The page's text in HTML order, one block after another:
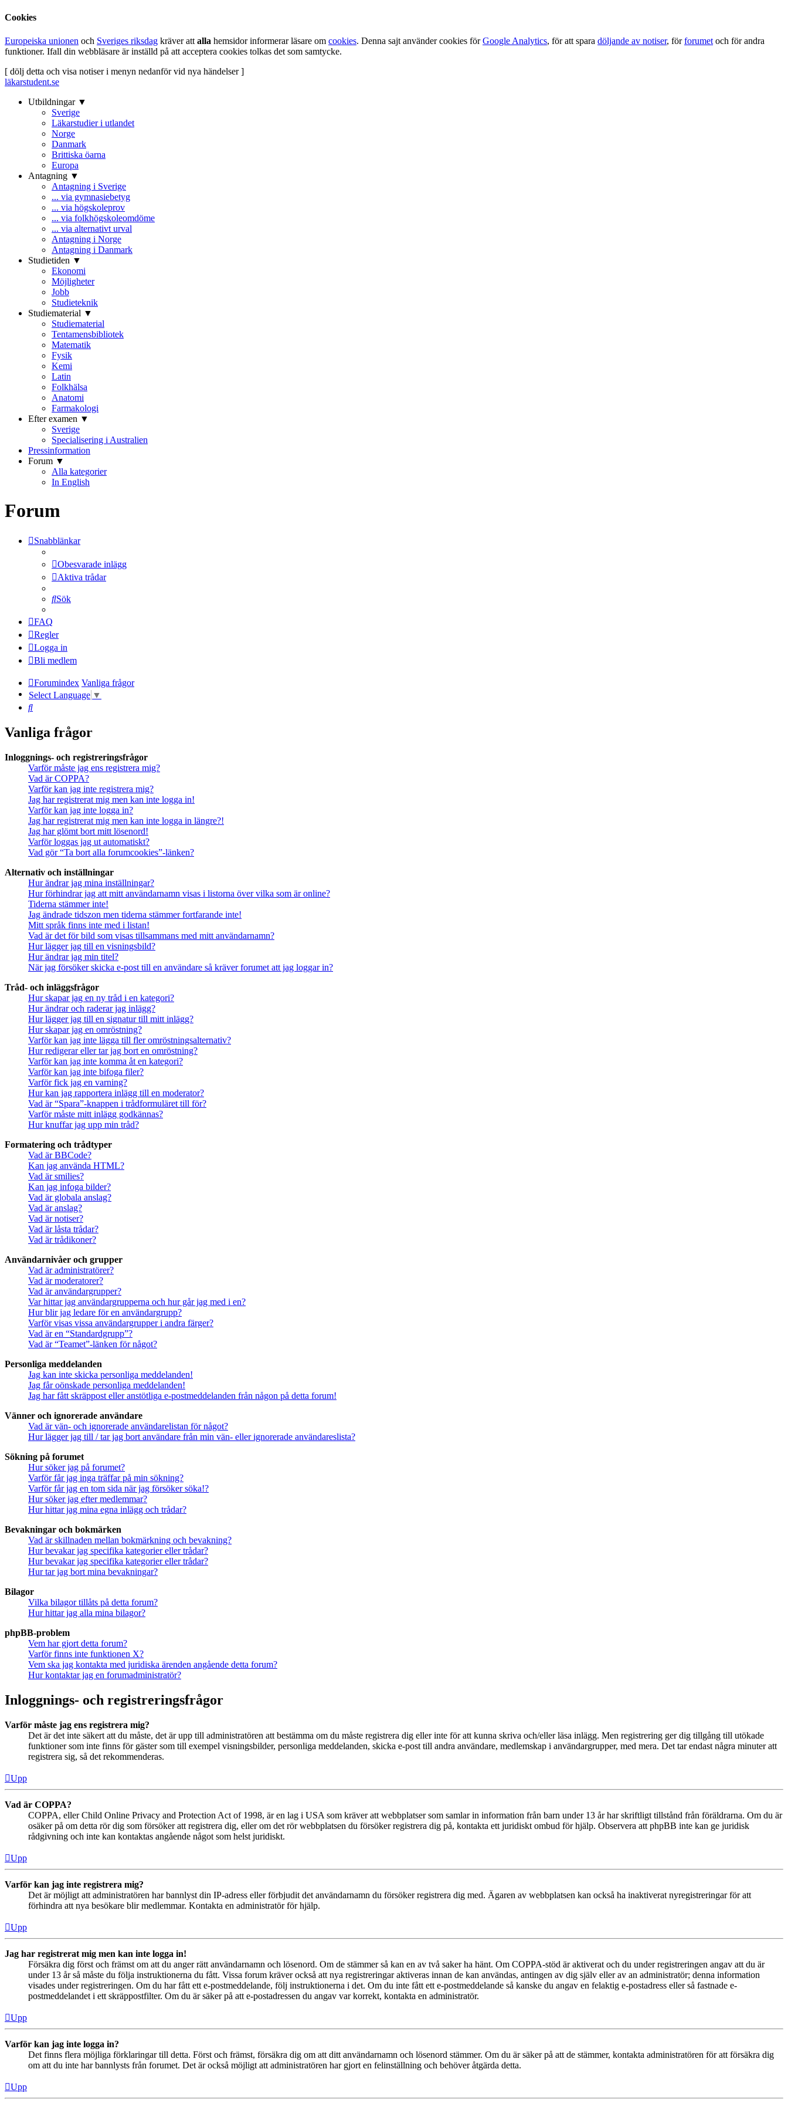
Cookies
Europeiska unionen och Sveriges riksdag kräver att alla hemsidor informerar läsare om cookies. Denna sajt använder cookies förGoogle Analytics, för att spara döljande av notiser, förforumet och för andra
funktioner. Ifall din webbläsare är inställd på att acceptera cookies tolkas det som samtycke.
[ dölj detta och visa notiser i menyn nedanför vid nya händelser ]
läkarstudent.se
Utbildningar ▼
Sverige
Läkarstudier i utlandet
Norge
Danmark
Brittiska öarna
Europa
Antagning ▼
Antagning i Sverige
... via gymnasiebetyg
... via högskoleprov
... via folkhögskoleomdöme
... via alternativt urval
Antagning i Norge
Antagning i Danmark
Studietiden ▼
Ekonomi
Möjligheter
Jobb
Studieteknik
Studiematerial ▼
Studiematerial
Tentamensbibliotek
Matematik
Fysik
Kemi
Latin
Folkhälsa
Anatomi
Farmakologi
Efter examen ▼
Sverige
Specialisering i Australien
Pressinformation
Forum ▼
Alla kategorier
In English
Forum
Snabblänkar
Obesvarade inlägg
Aktiva trådar
Sök
FAQ
Regler
Logga in
Bli medlem
Forumindex Vanliga frågor
Select Language ▼
Sök
Vanliga frågor
Inloggnings- och registreringsfrågor
Varför måste jag ens registrera mig?
Vad är COPPA?
Varför kan jag inte registrera mig?
Jag har registrerat mig men kan inte logga in!
Varför kan jag inte logga in?
Jag har registrerat mig men kan inte logga in längre?!
Jag har glömt bort mitt lösenord!
Varför loggas jag ut automatiskt?
Vad gör “Ta bort alla forumcookies”-länken?
Alternativ och inställningar
Hur ändrar jag mina inställningar?
Hur förhindrar jag att mitt användarnamn visas i listorna över vilka som är online?
Tiderna stämmer inte!
Jag ändrade tidszon men tiderna stämmer fortfarande inte!
Mitt språk finns inte med i listan!
Vad är det för bild som visas tillsammans med mitt användarnamn?
Hur lägger jag till en visningsbild?
Hur ändrar jag min titel?
När jag försöker skicka e-post till en användare så kräver forumet att jag loggar in?
Tråd- och inläggsfrågor
Hur skapar jag en ny tråd i en kategori?
Hur ändrar och raderar jag inlägg?
Hur lägger jag till en signatur till mitt inlägg?
Hur skapar jag en omröstning?
Varför kan jag inte lägga till fler omröstningsalternativ?
Hur redigerar eller tar jag bort en omröstning?
Varför kan jag inte komma åt en kategori?
Varför kan jag inte bifoga filer?
Varför fick jag en varning?
Hur kan jag rapportera inlägg till en moderator?
Vad är “Spara”-knappen i trådformuläret till för?
Varför måste mitt inlägg godkännas?
Hur knuffar jag upp min tråd?
Formatering och trådtyper
Vad är BBCode?
Kan jag använda HTML?
Vad är smilies?
Kan jag infoga bilder?
Vad är globala anslag?
Vad är anslag?
Vad är notiser?
Vad är låsta trådar?
Vad är trådikoner?
Användarnivåer och grupper
Vad är administratörer?
Vad är moderatorer?
Vad är användargrupper?
Var hittar jag användargrupperna och hur går jag med i en?
Hur blir jag ledare för en användargrupp?
Varför visas vissa användargrupper i andra färger?
Vad är en “Standardgrupp”?
Vad är “Teamet”-länken för något?
Personliga meddelanden
Jag kan inte skicka personliga meddelanden!
Jag får oönskade personliga meddelanden!
Jag har fått skräppost eller anstötliga e-postmeddelanden från någon på detta forum!
Vänner och ignorerade användare
Vad är vän- och ignorerade användarelistan för något?
Hur lägger jag till / tar jag bort användare från min vän- eller ignorerade användareslista?
Sökning på forumet
Hur söker jag på forumet?
Varför får jag inga träffar på min sökning?
Varför får jag en tom sida när jag försöker söka!?
Hur söker jag efter medlemmar?
Hur hittar jag mina egna inlägg och trådar?
Bevakningar och bokmärken
Vad är skillnaden mellan bokmärkning och bevakning?
Hur bevakar jag specifika kategorier eller trådar?
Hur bevakar jag specifika kategorier eller trådar?
Hur tar jag bort mina bevakningar?
Bilagor
Vilka bilagor tillåts på detta forum?
Hur hittar jag alla mina bilagor?
phpBB-problem
Vem har gjort detta forum?
Varför finns inte funktionen X?
Vem ska jag kontakta med juridiska ärenden angående detta forum?
Hur kontaktar jag en forumadministratör?
Inloggnings- och registreringsfrågor
Varför måste jag ens registrera mig?
Det är det inte säkert att du måste, det är upp till administratören att bestämma om du måste registrera dig eller inte för att kunna skriva och/eller läsa inlägg. Men registrering ger dig tillgång till utökade
funktioner som inte finns för gäster som till exempel visningsbilder, personliga meddelanden, skicka e-post till andra användare, medlemskap i användargrupper, med mera. Det tar endast några minuter att
registrera sig, så det rekommenderas.
Upp
Vad är COPPA?
COPPA, eller Child Online Privacy and Protection Act of 1998, är en lag i USA som kräver att webbplatser som samlar in information från barn under 13 år har skriftligt tillstånd från föräldrarna. Om du är
osäker på om detta rör dig som försöker att registrera dig, eller om det rör webbplatsen du försöker registrera dig på, kontakta ett juridiskt ombud för hjälp. Observera att phpBB inte kan ge juridisk
rådgivning och inte kan kontaktas angående något som helst juridiskt.
Upp
Varför kan jag inte registrera mig?
Det är möjligt att administratören har bannlyst din IP-adress eller förbjudit det användarnamn du försöker registrera dig med. Ägaren av webbplatsen kan också ha inaktiverat nyregistreringar för att
förhindra att nya besökare blir medlemmar. Kontakta en administratör för hjälp.
Upp
Jag har registrerat mig men kan inte logga in!
Försäkra dig först och främst om att du anger rätt användarnamn och lösenord. Om de stämmer så kan en av två saker ha hänt. Om COPPA-stöd är aktiverat och du under registreringen angav att du är
under 13 år så måste du följa instruktionerna du fått. Vissa forum kräver också att nya registreringar aktiveras innan de kan användas, antingen av dig själv eller av an administratör; denna information
visades under registreringen. Om du har fått ett e-postmeddelande, följ instruktionerna i det. Om du inte fått ett e-postmeddelande så kanske du angav en felaktig e-postadress eller så fastnade e-
postmeddelandet i ett skräppostfilter. Om du är säker på att e-postadressen du angav var korrekt, kontakta en administratör.
Upp
Varför kan jag inte logga in?
Det finns flera möjliga förklaringar till detta. Först och främst, försäkra dig om att ditt användarnamn och lösenord stämmer. Om du är säker på att de stämmer, kontakta administratören för att försäkra dig
om att du inte har bannlysts från forumet. Det är också möjligt att administratören har gjort en felinställning och behöver åtgärda detta.
Upp